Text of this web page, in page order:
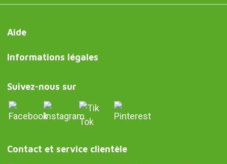
Aide
Informations légales
Suivez-nous sur
Contact et service clientèle